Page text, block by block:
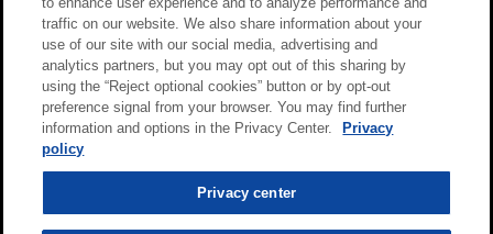
traffic on our website. We also share information about your
use of our site with our social media, advertising and
analytics partners, but you may opt out of this sharing by
using the “Reject optional cookies” button or by opt-out
preference signal from your browser. You may find further
information and options in the Privacy Center.
Privacy
policy
Privacy center